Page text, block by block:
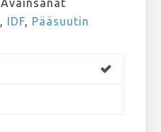
Avainsanat
, IDF, Pääsuutin